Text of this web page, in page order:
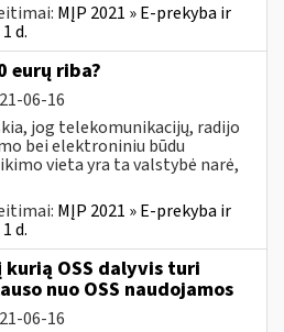
MĮP 2021 » E-prekyba ir
d.
eurų riba?
06-16
jog telekomunikacijų, radijo
bei elektroniniu būdu
vieta yra ta valstybė narė,
MĮP 2021 » E-prekyba ir
d.
OSS dalyvis turi
nuo OSS naudojamos
06-16